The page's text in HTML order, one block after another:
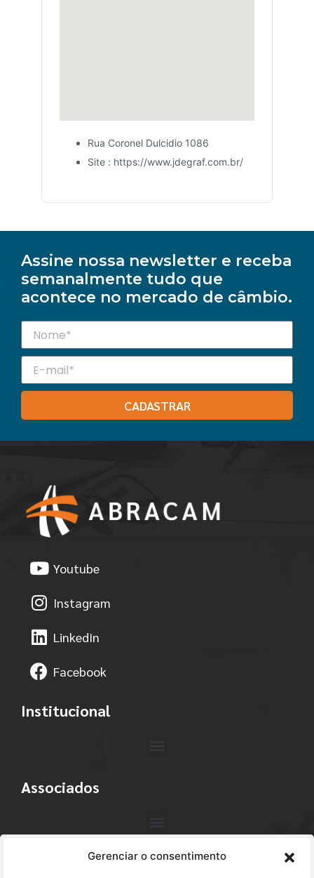
Gerenciar o consentimento
Rua Coronel Dulcidio 1086
Site : https://www.jdegraf.com.br/
Assine nossa newsletter e receba
semanalmente tudo que
acontece no mercado de câmbio.
CADASTRAR
Youtube
Instagram
LinkedIn
Facebook
Institucional
Associados